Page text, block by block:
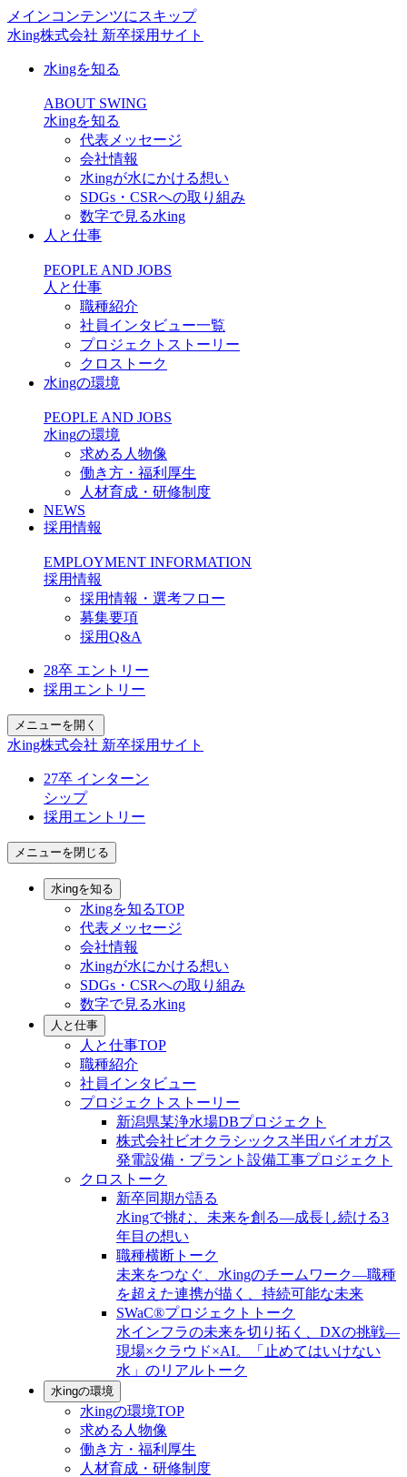
メインコンテンツにスキップ
水ing株式会社 新卒採用サイト
水ingを知る
ABOUT SWING
水ingを知る
代表メッセージ
会社情報
水ingが水にかける想い
SDGs・CSRへの取り組み
数字で見る水ing
人と仕事
PEOPLE AND JOBS
人と仕事
職種紹介
社員インタビュー一覧
プロジェクトストーリー
クロストーク
水ingの環境
PEOPLE AND JOBS
水ingの環境
求める人物像
働き方・福利厚生
人材育成・研修制度
NEWS
採用情報
EMPLOYMENT INFORMATION
採用情報
採用情報・選考フロー
募集要項
採用Q&A
28卒 エントリー
採用エントリー
メニューを開く
水ing株式会社 新卒採用サイト
27卒 インターン
シップ
採用エントリー
メニューを閉じる
水ingを知る
水ingを知るTOP
代表メッセージ
会社情報
水ingが水にかける想い
SDGs・CSRへの取り組み
数字で見る水ing
人と仕事
人と仕事TOP
職種紹介
社員インタビュー
プロジェクトストーリー
新潟県某浄水場DBプロジェクト
株式会社ビオクラシックス半田バイオガス
発電設備・プラント設備工事プロジェクト
クロストーク
新卒同期が語る
水ingで挑む、未来を創る—成長し続ける3
年目の想い
職種横断トーク
未来をつなぐ、水ingのチームワーク—職種
を超えた連携が描く、持続可能な未来
SWaC®プロジェクトトーク
水インフラの未来を切り拓く、DXの挑戦—
現場×クラウド×AI。「止めてはいけない
水」のリアルトーク
水ingの環境
水ingの環境TOP
求める人物像
働き方・福利厚生
人材育成・研修制度